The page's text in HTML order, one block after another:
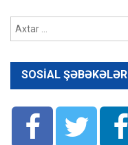
SOSIAL ŞƏBƏKƏLƏR